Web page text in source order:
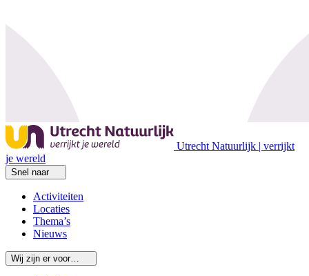
Utrecht Natuurlijk | verrijkt
je wereld
Snel naar
Activiteiten
Locaties
Thema’s
Nieuws
Wij zijn er voor…